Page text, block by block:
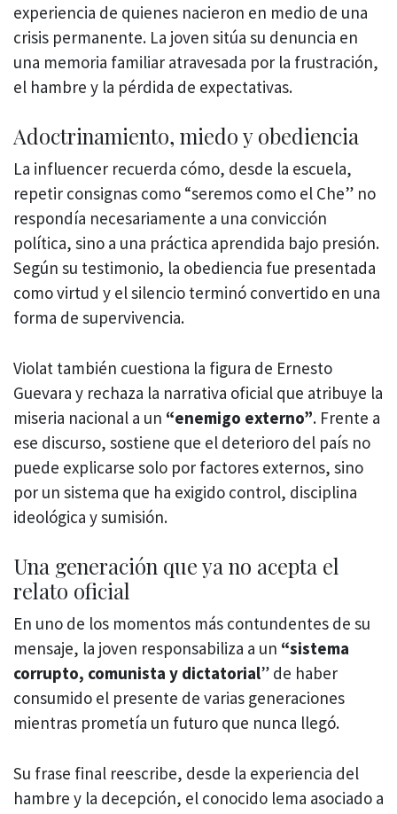
experiencia de quienes nacieron en medio de una
crisis permanente. La joven sitúa su denuncia en
una memoria familiar atravesada por la frustración,
el hambre y la pérdida de expectativas.
Adoctrinamiento, miedo y obediencia
La influencer recuerda cómo, desde la escuela,
repetir consignas como “seremos como el Che” no
respondía necesariamente a una convicción
política, sino a una práctica aprendida bajo presión.
Según su testimonio, la obediencia fue presentada
como virtud y el silencio terminó convertido en una
forma de supervivencia.
Violat también cuestiona la figura de Ernesto
Guevara y rechaza la narrativa oficial que atribuye la
miseria nacional a un “enemigo externo”. Frente a
ese discurso, sostiene que el deterioro del país no
puede explicarse solo por factores externos, sino
por un sistema que ha exigido control, disciplina
ideológica y sumisión.
Una generación que ya no acepta el
relato oficial
En uno de los momentos más contundentes de su
mensaje, la joven responsabiliza a un “sistema
corrupto, comunista y dictatorial” de haber
consumido el presente de varias generaciones
mientras prometía un futuro que nunca llegó.
Su frase final reescribe, desde la experiencia del
hambre y la decepción, el conocido lema asociado a